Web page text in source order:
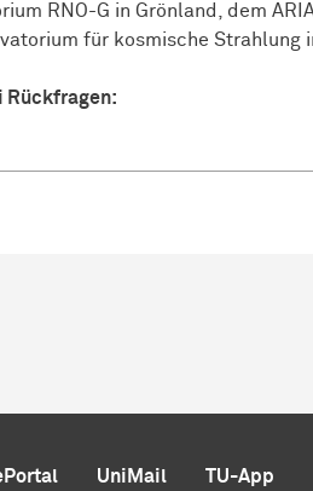
RNO-G in Grönland, dem
für kosmische Strahlung
Rückfragen:
UniMail TU-App